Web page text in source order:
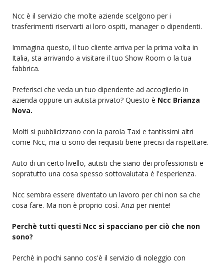
Ncc è il servizio che molte aziende scelgono per i
trasferimenti riservarti ai loro ospiti, manager o dipendenti.
Immagina questo, il tuo cliente arriva per la prima volta in
Italia, sta arrivando a visitare il tuo Show Room o la tua
fabbrica.
Preferisci che veda un tuo dipendente ad accoglierlo in
azienda oppure un autista privato? Questo è Ncc Brianza
Nova.
Molti si pubblicizzano con la parola Taxi e tantissimi altri
come Ncc, ma ci sono dei requisiti bene precisi da rispettare.
Auto di un certo livello, autisti che siano dei professionisti e
sopratutto una cosa spesso sottovalutata è l'esperienza.
Ncc sembra essere diventato un lavoro per chi non sa che
cosa fare. Ma non è proprio così. Anzi per niente!
Perchè tutti questi Ncc si spacciano per ciò che non
sono?
Perchè in pochi sanno cos'è il servizio di noleggio con